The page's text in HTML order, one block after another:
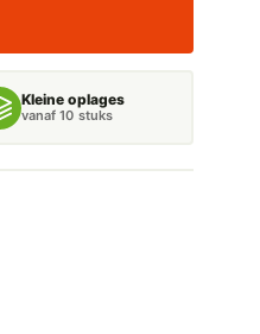
Kleine oplages
vanaf 10 stuks